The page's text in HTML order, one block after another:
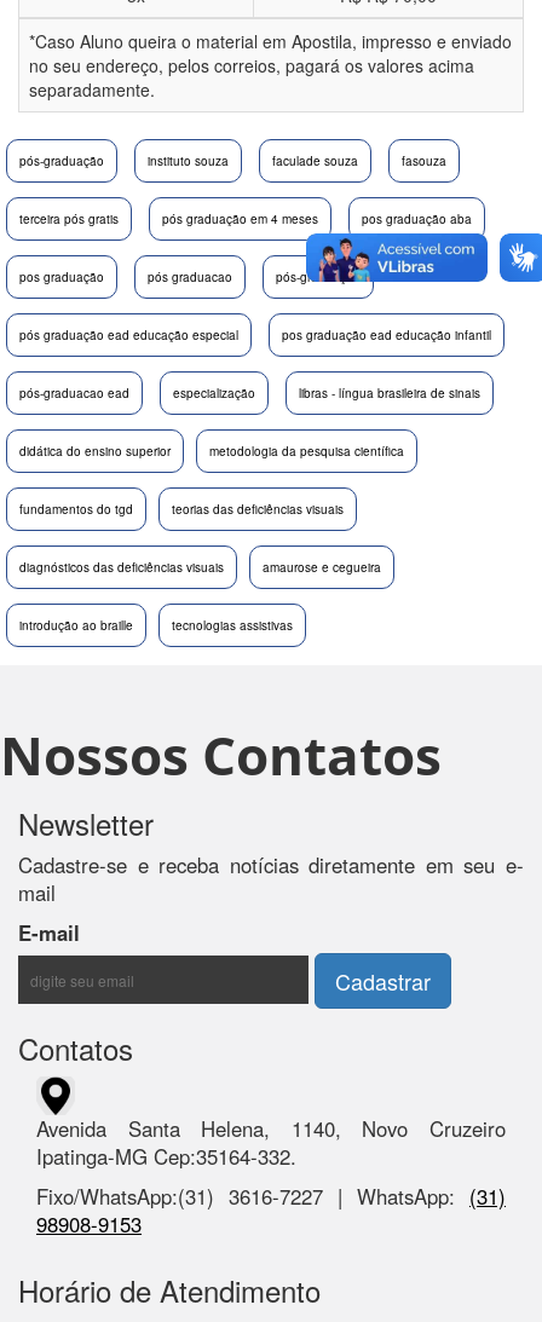
*Caso Aluno queira o material em Apostila, impresso e enviado
no seu endereço, pelos correios, pagará os valores acima
separadamente.
pós-graduação instituto souza faculade souza fasouza
terceira pós gratis pós graduação em 4 meses pos graduação aba
pos graduação pós graduacao pós-graduação
pós graduação ead educação especial pos graduação ead educação infantil
pós-graduacao ead especialização libras - língua brasileira de sinais
didática do ensino superior metodologia da pesquisa científica
fundamentos do tgd teorias das deficiências visuais
diagnósticos das deficiências visuais amaurose e cegueira
introdução ao braille tecnologias assistivas
Nossos Contatos
Newsletter
Cadastre-se e receba notícias diretamente em seu e-
mail
E-mail
Contatos
Avenida Santa Helena, 1140, Novo Cruzeiro
Ipatinga-MG Cep:35164-332.
Fixo/WhatsApp:(31) 3616-7227 | WhatsApp: (31)
98908-9153
Horário de Atendimento